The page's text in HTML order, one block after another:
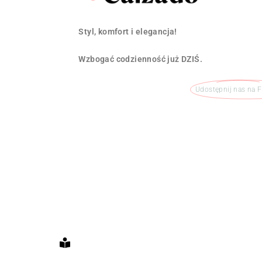
Styl, komfort i elegancja!
Wzbogać codzienność już DZIŚ.
Udostępnij nas na